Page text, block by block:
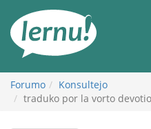
enhavo
Forumo
Konsultejo
traduko por la vorto